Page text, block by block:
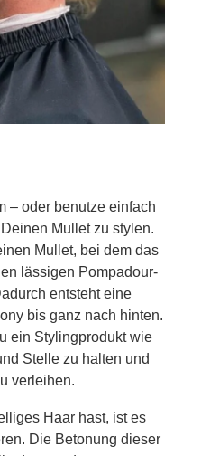
– oder benutze einfach
Mullet zu stylen.
Mullet, bei dem das
lässigen Pompadour-
entsteht eine
bis ganz nach hinten.
ein Stylingprodukt wie
Stelle zu halten und
verleihen.
Haar hast, ist es
Die Betonung dieser